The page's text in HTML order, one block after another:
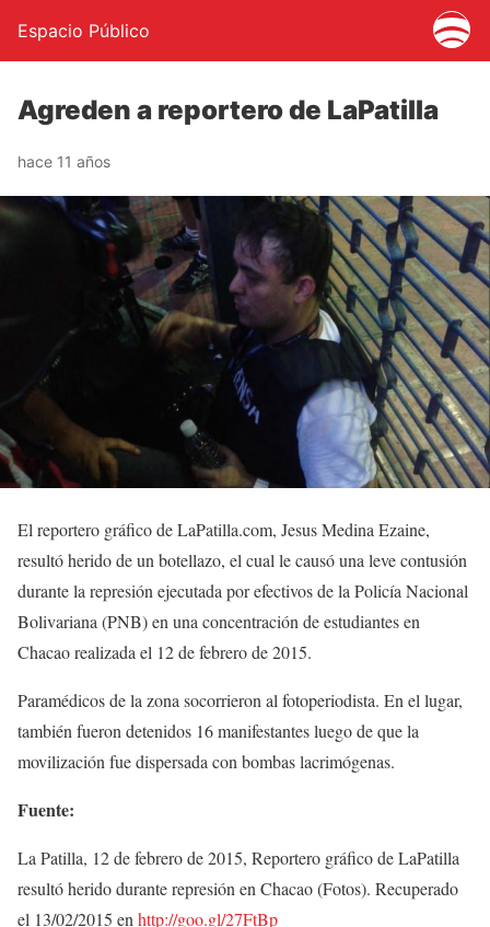
Espacio Público
Agreden a reportero de LaPatilla
hace 11 años
El reportero gráfico de LaPatilla.com, Jesus Medina Ezaine,
resultó herido de un botellazo, el cual le causó una leve contusión
durante la represión ejecutada por efectivos de la Policía Nacional
Bolivariana (PNB) en una concentración de estudiantes en
Chacao realizada el 12 de febrero de 2015.
Paramédicos de la zona socorrieron al fotoperiodista. En el lugar,
también fueron detenidos 16 manifestantes luego de que la
movilización fue dispersada con bombas lacrimógenas.
Fuente:
La Patilla, 12 de febrero de 2015, Reportero gráfico de LaPatilla
resultó herido durante represión en Chacao (Fotos). Recuperado
el 13/02/2015 en http://goo.gl/27FtBp